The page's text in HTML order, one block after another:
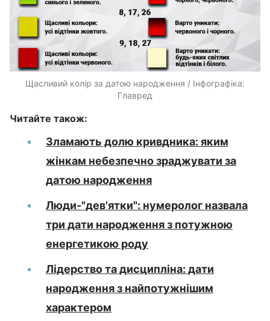
Щасливий колір за датою народження / Інфографіка:
Главред
Читайте також:
Зламають долю кривдника: яким
жінкам небезпечно зраджувати за
датою народження
Люди-"дев'ятки": нумеролог назвала
три дати народження з потужною
енергетикою роду
Лідерство та дисципліна: дати
народження з найпотужнішим
характером